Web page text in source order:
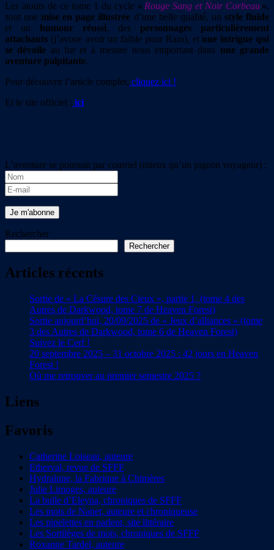
Les atouts de ce tome 1 du cycle « Rouge Sang et Noir Corbeau »,
sont une mise en page illustrée d’une belle qualité, un style fluide
et un humour réussi, des personnages particulièrement
attachants (j’avoue avoir un faible pour Rain), etune intrigue qui
se dévoile au fur et à mesure nous emportant dans une grande
aventure palpitante.
Pour découvrir l’article complet, cliquez ici !
Et le site officiel : ici
L’aventure se poursuit par courriel (mieux qu’un pigeon voyageur) :
Je m'abonne
Rechercher
Rechercher
Articles récents
Sortie de « La Césure des Cieux », partie 1, (tome 4 des
Autres de Darkwood, tome 7 de Heaven Forest)
Sortie aujourd’hui, 20/09/2025 de « Jeux d’alliances » (tome
3 des Autres de Darkwood, tome 6 de Heaven Forest)
Suivez le Cerf !
20 septembre 2025 – 31 octobre 2025 : 42 jours en Heaven
Forest !
Où me retrouver au premier semestre 2025 ?
Liens
Favoris
Catherine Loiseau, auteure
Etherval, revue de SFFF
Hydralune, la Fabrique à Chimères
Julie Limoges, auteure
La bulle d’Eleyna, chroniques de SFFF
Les mots de Nanet, auteure et chroniqueuse
Les pipelettes en parlent, site littéraire
Les Sortilèges de mots, chroniques de SFFF
Roxanne Tardel, auteure